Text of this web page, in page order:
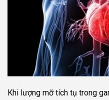
Khi lượng mỡ tích tụ trong